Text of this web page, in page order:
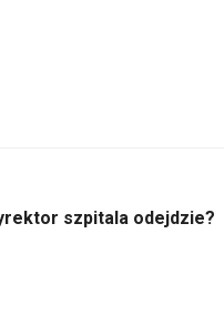
szpitala odejdzie?